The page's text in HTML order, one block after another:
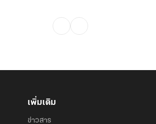
เพิ่มเติม
ข่าวสาร